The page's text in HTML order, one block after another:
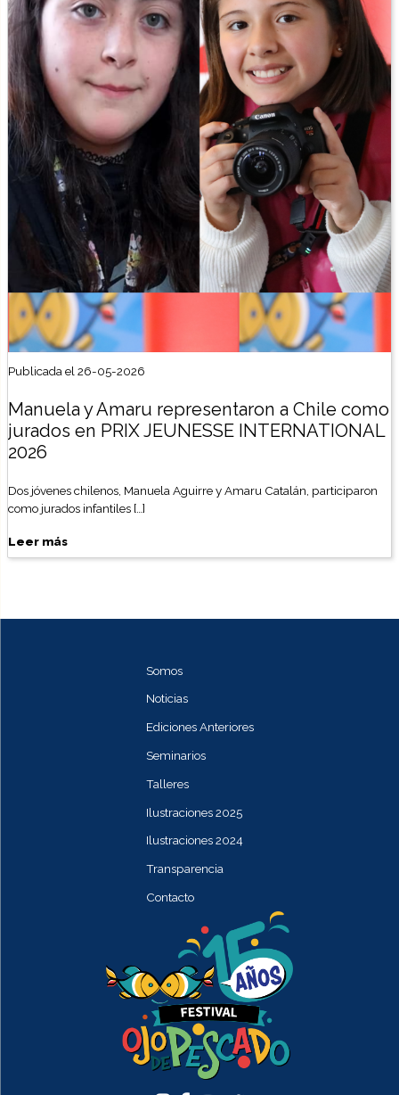
Publicada el 26-05-2026
Manuela y Amaru representaron a Chile como
jurados en PRIX JEUNESSE INTERNATIONAL
2026
Dos jóvenes chilenos, Manuela Aguirre y Amaru Catalán, participaron
como jurados infantiles […]
Leer más
Somos
Noticias
Ediciones Anteriores
Seminarios
Talleres
Ilustraciones 2025
Ilustraciones 2024
Transparencia
Contacto